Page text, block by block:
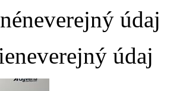
neverejný údaj
neverejný údaj